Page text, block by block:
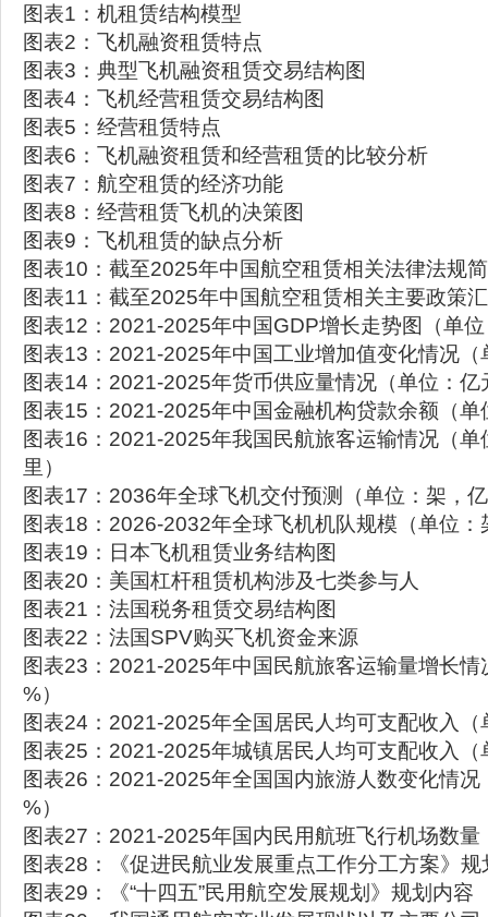
图表1：机租赁结构模型
图表2：飞机融资租赁特点
图表3：典型飞机融资租赁交易结构图
图表4：飞机经营租赁交易结构图
图表5：经营租赁特点
图表6：飞机融资租赁和经营租赁的比较分析
图表7：航空租赁的经济功能
图表8：经营租赁飞机的决策图
图表9：飞机租赁的缺点分析
图表10：截至2025年中国航空租赁相关法律法规
图表11：截至2025年中国航空租赁相关主要政策
图表12：2021-2025年中国GDP增长走势图（单
图表13：2021-2025年中国工业增加值变化情况
图表14：2021-2025年货币供应量情况（单位：亿
图表15：2021-2025年中国金融机构贷款余额（单
图表16：2021-2025年我国民航旅客运输情况（单
里）
图表17：2036年全球飞机交付预测（单位：架，
图表18：2026-2032年全球飞机机队规模（单位：
图表19：日本飞机租赁业务结构图
图表20：美国杠杆租赁机构涉及七类参与人
图表21：法国税务租赁交易结构图
图表22：法国SPV购买飞机资金来源
图表23：2021-2025年中国民航旅客运输量增长情
%）
图表24：2021-2025年全国居民人均可支配收入（
图表25：2021-2025年城镇居民人均可支配收入（
图表26：2021-2025年全国国内旅游人数变化情况
%）
图表27：2021-2025年国内民用航班飞行机场数量
图表28：《促进民航业发展重点工作分工方案》规
图表29：《“十四五”民用航空发展规划》规划内容